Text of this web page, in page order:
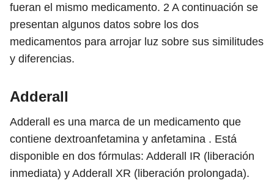
fueran el mismo medicamento. 2 A continuación se
presentan algunos datos sobre los dos
medicamentos para arrojar luz sobre sus similitudes
y diferencias.
Adderall
Adderall es una marca de un medicamento que
contiene dextroanfetamina y anfetamina . Está
disponible en dos fórmulas: Adderall IR (liberación
inmediata) y Adderall XR (liberación prolongada).